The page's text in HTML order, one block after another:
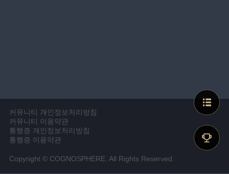
커뮤니티 개인정보처리방침
커뮤니티 이용약관
통행증 개인정보처리방침
통행증 이용약관
Copyright © COGNOSPHERE. All Rights Reserved.